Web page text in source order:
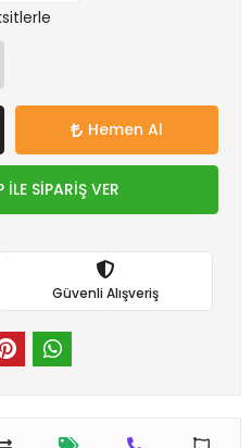
Hemen Al
SİPARİŞ VER
Güvenli Alışveriş